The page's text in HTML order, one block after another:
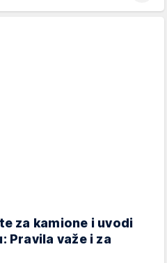
za kamione i uvodi
Pravila važe i za